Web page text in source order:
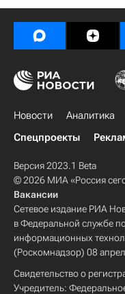
Новости Аналитика
Спецпроекты
Версия 2023.1 Beta
© 2026 МИА «Россия
Вакансии
Сетевое издание РИА
в Федеральной службе
информационных
(Роскомнадзор) 08
Свидетельство о
Учредитель: